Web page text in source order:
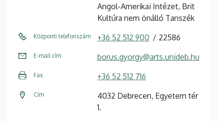
Angol-Amerikai Intézet, Brit
Kultúra nem önálló Tanszék
Központi telefonszám +36 52 512 900 22586
E-mail cím borus.gyorgy@arts.unideb.hu
Fax +36 52 512 716
Cím
4032 Debrecen, Egyetem tér
1.